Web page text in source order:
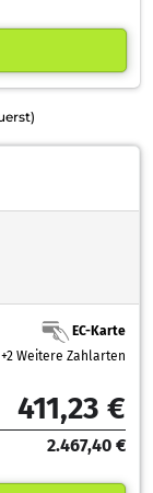
EC-Karte
+2 Weitere Zahlarten
411,23 €
2.467,40 €